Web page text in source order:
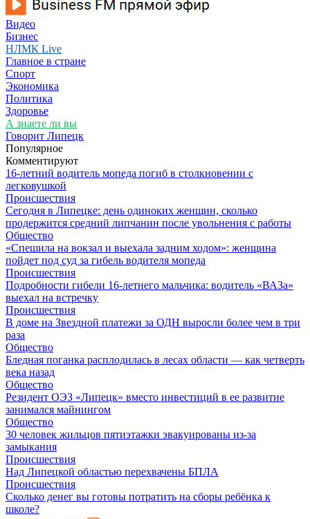
Видео
Бизнес
НЛМК Live
Главное в стране
Спорт
Экономика
Политика
Здоровье
А знаете ли вы
Говорит Липецк
Популярное
Комментируют
16-летний водитель мопеда погиб в столкновении с
легковушкой
Происшествия
Сегодня в Липецке: день одиноких женщин, сколько
продержится средний липчанин после увольнения с работы
Общество
«Спешила на вокзал и выехала задним ходом»: женщина
пойдет под суд за гибель водителя мопеда
Происшествия
Подробности гибели 16-летнего мальчика: водитель «ВАЗа»
выехал на встречку
Происшествия
В доме на Звездной платежи за ОДН выросли более чем в три
раза
Общество
Бледная поганка расплодилась в лесах области — как четверть
века назад
Общество
Резидент ОЭЗ «Липецк» вместо инвестиций в ее развитие
занимался майнингом
Общество
30 человек жильцов пятиэтажки эвакуированы из-за
замыкания
Происшествия
Над Липецкой областью перехвачены БПЛА
Происшествия
Сколько денег вы готовы потратить на сборы ребёнка к
школе?